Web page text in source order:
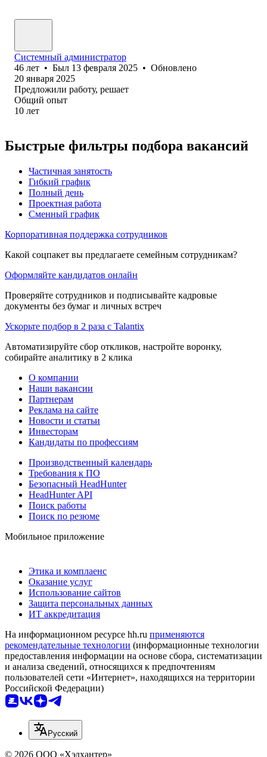
Системный администратор
46 лет • Был 13 февраля 2025 • Обновлено
20 января 2025
Предложили работу, решает
Общий опыт
10 лет
Быстрые фильтры подбора вакансий
Частичная занятость
Гибкий график
Полный день
Проектная работа
Сменный график
Корпоративная поддержка сотрудников
Какой соцпакет вы предлагаете семейным сотрудникам?
Оформляйте кандидатов онлайн
Проверяйте сотрудников и подписывайте кадровые
документы без бумаг и личных встреч
Ускорьте подбор в 2 раза с Talantix
Автоматизируйте сбор откликов, настройте воронку,
собирайте аналитику в 2 клика
О компании
Наши вакансии
Партнерам
Реклама на сайте
Новости и статьи
Инвесторам
Кандидаты по профессиям
Производственный календарь
Требования к ПО
Безопасный HeadHunter
HeadHunter API
Поиск работы
Поиск по резюме
Мобильное приложение
Этика и комплаенс
Оказание услуг
Использование сайтов
Защита персональных данных
ИТ аккредитация
На информационном ресурсе hh.ru применяются
рекомендательные технологии (информационные технологии
предоставления информации на основе сбора, систематизации
и анализа сведений, относящихся к предпочтениям
пользователей сети «Интернет», находящихся на территории
Российской Федерации)
Русский
© 2026 ООО «Хэдхантер»